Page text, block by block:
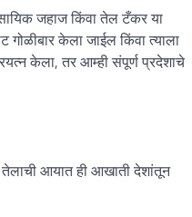
जहाज किंवा तेल टँकर या
केला जाईल किंवा त्याला
केला, तर आम्ही संपूर्ण प्रदेशाचे
तेलाची आयात ही आखाती देशांतून